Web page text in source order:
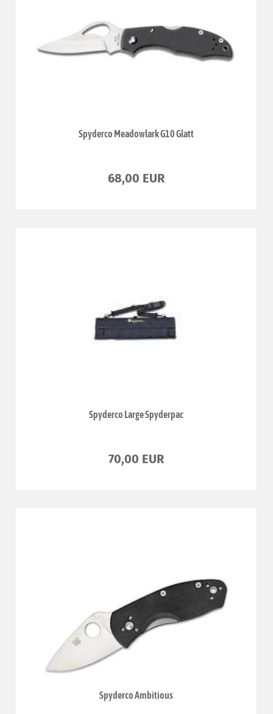
Spyderco Meadowlark G10 Glatt
68,00 EUR
Spyderco Large Spyderpac
70,00 EUR
Spyderco Ambitious